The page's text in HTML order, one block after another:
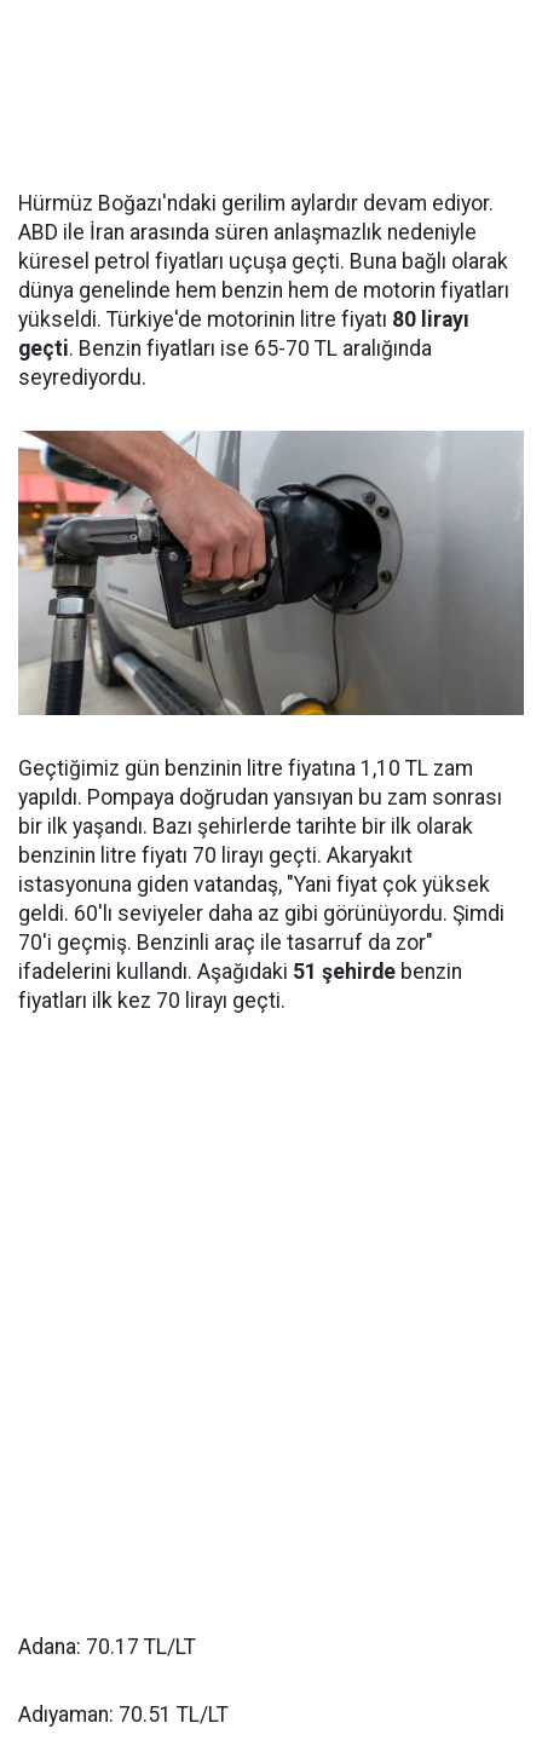
Hürmüz Boğazı'ndaki gerilim aylardır devam ediyor.
ABD ile İran arasında süren anlaşmazlık nedeniyle
küresel petrol fiyatları uçuşa geçti. Buna bağlı olarak
dünya genelinde hem benzin hem de motorin fiyatları
yükseldi. Türkiye'de motorinin litre fiyatı 80 lirayı
geçti. Benzin fiyatları ise 65-70 TL aralığında
seyrediyordu.
Geçtiğimiz gün benzinin litre fiyatına 1,10 TL zam
yapıldı. Pompaya doğrudan yansıyan bu zam sonrası
bir ilk yaşandı. Bazı şehirlerde tarihte bir ilk olarak
benzinin litre fiyatı 70 lirayı geçti. Akaryakıt
istasyonuna giden vatandaş, "Yani fiyat çok yüksek
geldi. 60'lı seviyeler daha az gibi görünüyordu. Şimdi
70'i geçmiş. Benzinli araç ile tasarruf da zor"
ifadelerini kullandı. Aşağıdaki 51 şehirde benzin
fiyatları ilk kez 70 lirayı geçti.
Adana: 70.17 TL/LT
Adıyaman: 70.51 TL/LT